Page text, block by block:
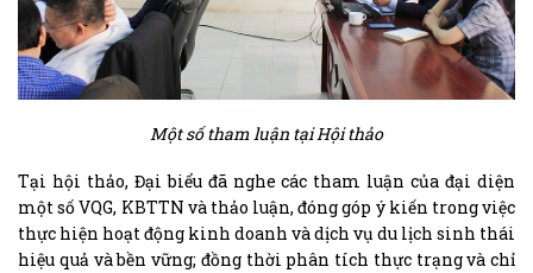
Một số tham luận tại Hội thảo
Tại hội thảo, Đại biểu đã nghe các tham luận của đại diện
một số VQG, KBTTN và thảo luận, đóng góp ý kiến trong việc
thực hiện hoạt động kinh doanh và dịch vụ du lịch sinh thái
hiệu quả và bền vững; đồng thời phân tích thực trạng và chỉ